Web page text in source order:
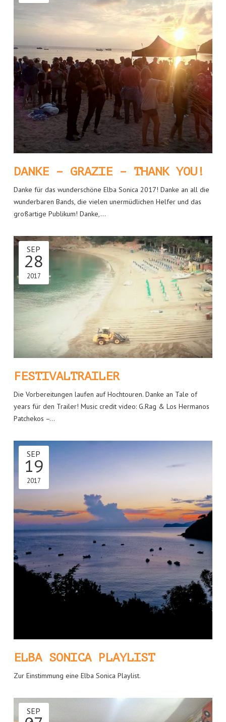
DANKE – GRAZIE – THANK YOU!
Danke für das wunderschöne Elba Sonica 2017! Danke an all die
wunderbaren Bands, die vielen unermüdlichen Helfer und das
großartige Publikum! Danke,…
FESTIVALTRAILER
SEP
28
2017
Die Vorbereitungen laufen auf Hochtouren. Danke an Tale of
years für den Trailer! Music credit video: G.Rag & Los Hermanos
Patchekos –…
ELBA SONICA PLAYLIST
SEP
19
2017
Zur Einstimmung eine Elba Sonica Playlist.
SEP